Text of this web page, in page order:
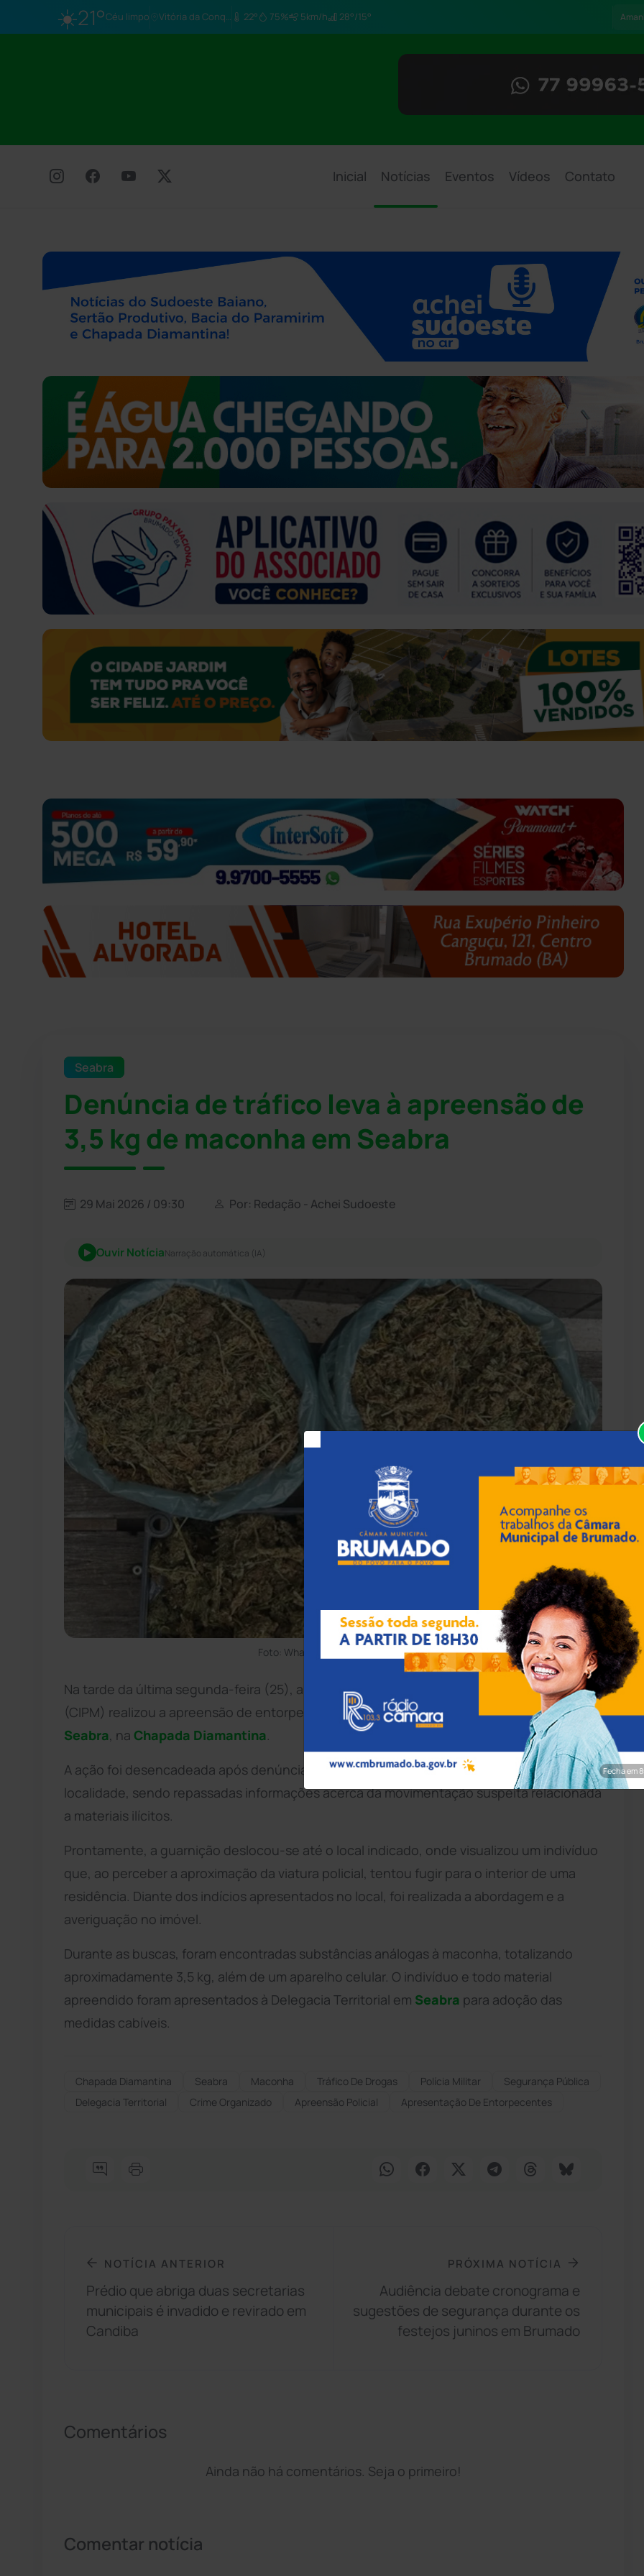
☀️21°Céu limpo Vitória da Conq… 22° 75% 5km/h 28°/15°
Inicial Notícias Eventos Vídeos Contato
Seabra
Denúncia de tráfico leva à apreensão de
3,5 kg de maconha em Seabra
29 Mai 2026 / 09:30 Por: Redação - Achei Sudoeste
Ouvir NotíciaNarração automática (IA)
Foto: WhatsApp/Achei Sudoeste
Na tarde da última segunda-feira (25), a 29ª Companhia Independente de
Polícia Militar
(CIPM) realizou a apreensão de entorpecentes no Bairro Caixa D’água, no município de
Seabra, na Chapada Diamantina.
A ação foi desencadeada após denúncias sobre possível prática de tráfico de drogas na
localidade, sendo repassadas informações acerca da movimentação suspeita relacionada
a materiais ilícitos.
Prontamente, a guarnição deslocou-se até o local indicado, onde visualizou um indivíduo
que, ao perceber a aproximação da viatura policial, tentou fugir para o interior de uma
residência. Diante dos indícios apresentados no local, foi realizada a abordagem e a
averiguação no imóvel.
Durante as buscas, foram encontradas substâncias análogas à maconha, totalizando
aproximadamente 3,5 kg, além de um aparelho celular. O indivíduo e todo material
apreendido foram apresentados à Delegacia Territorial em Seabra para adoção das
medidas cabíveis.
Chapada Diamantina Seabra Maconha Tráfico De Drogas Polícia Militar
Segurança Pública
Delegacia Territorial
Crime Organizado Apreensão Policial Apresentação De Entorpecentes
NOTÍCIA ANTERIOR
Prédio que abriga duas secretarias
municipais é invadido e revirado em
Candiba
PRÓXIMA NOTÍCIA
Audiência debate cronograma e
sugestões de segurança durante os
festejos juninos em Brumado
Comentários
Ainda não há comentários. Seja o primeiro!
Comentar notícia
Fecha em